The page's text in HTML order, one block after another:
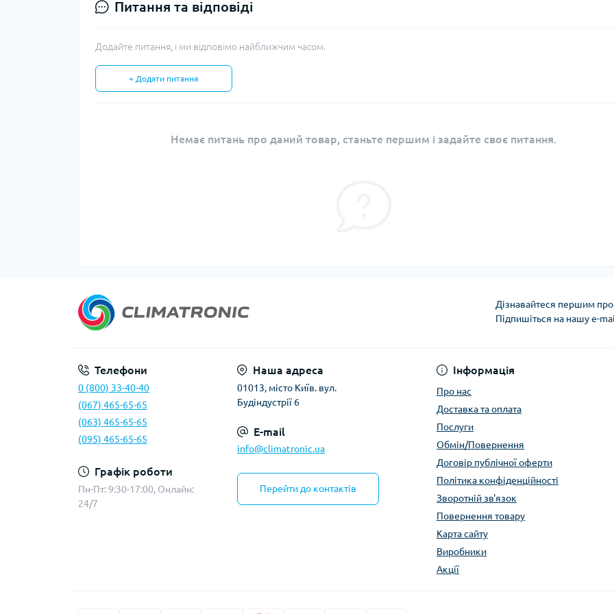
Питання та відповіді
Додайте питання, і ми відповімо найближчим часом.
+ Додати питання
Немає питань про даний товар, станьте першим і задайте своє питання.
Дізнавайтеся першим про
Підпишіться на нашу e-
Телефони
0 (800) 33-40-40
(067) 465-65-65
(063) 465-65-65
(095) 465-65-65
Графік роботи
Пн-Пт: 9:30-17:00, Онлайн:
24/7
Наша адреса
01013, місто Київ. вул.
Будіндустрії 6
E-mail
info@climatronic.ua
Перейти до контактів
Інформація
Про нас
Доставка та оплата
Послуги
Обмін/Повернення
Договір публічної оферти
Політика конфіденційності
Зворотній зв'язок
Повернення товару
Карта сайту
Виробники
Акції